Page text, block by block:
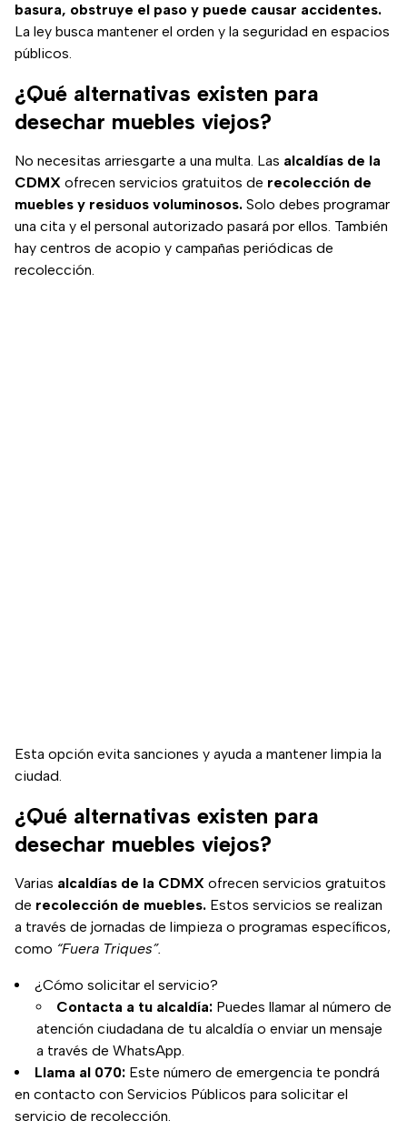
basura, obstruye el paso y puede causar accidentes.
La ley busca mantener el orden y la seguridad en espacios
públicos.
¿Qué alternativas existen para
desechar muebles viejos?
No necesitas arriesgarte a una multa. Las alcaldías de la
CDMX ofrecen servicios gratuitos de recolección de
muebles y residuos voluminosos. Solo debes programar
una cita y el personal autorizado pasará por ellos. También
hay centros de acopio y campañas periódicas de
recolección.
Esta opción evita sanciones y ayuda a mantener limpia la
ciudad.
¿Qué alternativas existen para
desechar muebles viejos?
Varias alcaldías de la CDMX ofrecen servicios gratuitos
de recolección de muebles. Estos servicios se realizan
a través de jornadas de limpieza o programas específicos,
como “Fuera Triques”.
¿Cómo solicitar el servicio?
Contacta a tu alcaldía: Puedes llamar al número de
atención ciudadana de tu alcaldía o enviar un mensaje
a través de WhatsApp.
Llama al 070: Este número de emergencia te pondrá
en contacto con Servicios Públicos para solicitar el
servicio de recolección.